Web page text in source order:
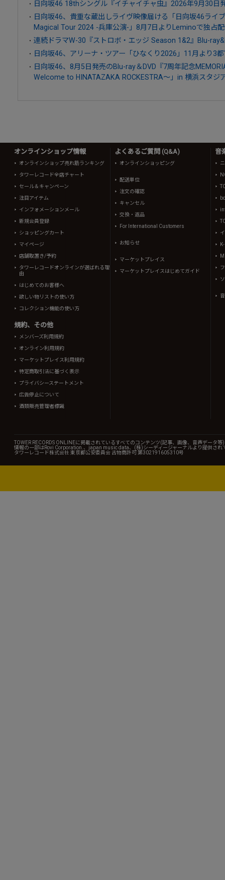
日向坂46 18thシングル『イチャイチャ虫』2026年9月30日
日向坂46、貴重な蔵出しライヴ映像届ける「日向坂46ライ
Magical Tour 2024 -兵庫公演-」8月7日よりLeminoで独占
連続ドラマW-30『ストロボ・エッジ Season 1&2』Blu-
日向坂46、アリーナ・ツアー「ひなくり2026」11月より3
日向坂46、8月5日発売のBlu-ray＆DVD『7周年記念
Welcome to HINATAZAKA ROCKESTRA～」in 横浜スタジ
オンラインショップ情報
オンラインショップ売れ筋ランキング
タワーレコード全店チャート
セール＆キャンペーン
注目アイテム
インフォメーションメール
新規会員登録
ショッピングカート
マイページ
店舗取置き/予約
タワーレコードオンラインが選ばれる理
由
はじめてのお客様へ
欲しい物リストの使い方
コレクション機能の使い方
規約、その他
メンバーズ利用規約
オンライン利用規約
マーケットプレイス利用規約
特定商取引法に基づく表示
プライバシーステートメント
広告停止について
酒類販売管理者標識
よくあるご質問 (Q&A)
オンラインショッピング
配送単位
注文の確認
キャンセル
交換・返品
For International Customers
お知らせ
マーケットプレイス
マーケットプレイスはじめてガイド
音
TOWER RECORDS ONLINEに掲載されているすべてのコンテンツ(記事、画像、音声デー
情報の一部はRovi Corporation.、japan music data、(株)シーディージャーナルより提供され
タワーレコード株式会社 東京都公安委員会 古物商許可 第302191605310号